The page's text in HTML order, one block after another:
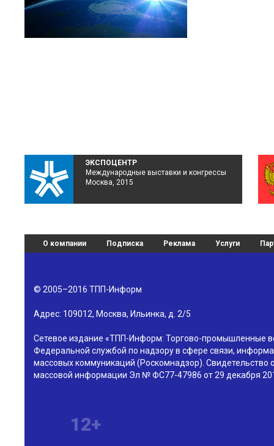
ЭКСПОЦЕНТР
Международные выставки и конгрессы
Москва, 2015
О компании Подписка Реклама Услуги
© 2005–2016 ТПП-Информ
Адрес: 109012, Москва, Ильинка, д. 2/5
Сетевое издание «ТПП-Информ: Торгово-промышленные
Федеральной службой по надзору в сфере связи,
массовых коммуникаций (Роскомнадзор). Свидетельство
массовой информации Эл № ФС77-47986 от 29 декабря
12+